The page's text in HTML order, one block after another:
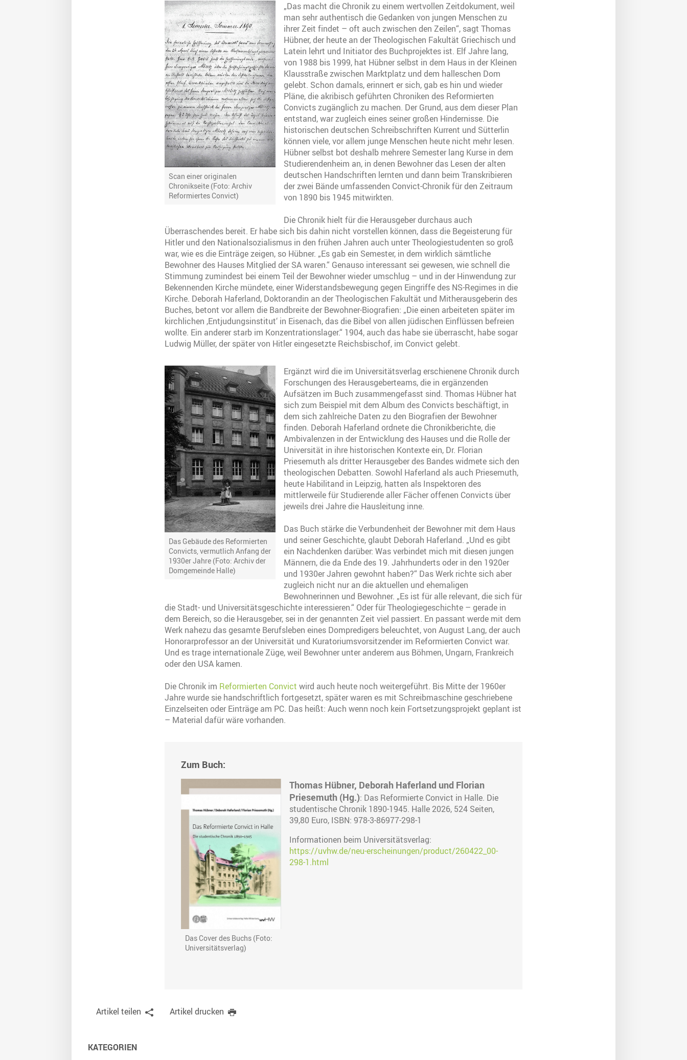
Scan einer originalen
Chronikseite (Foto: Archiv
Reformiertes Convict)
„Das macht die Chronik zu einem wertvollen Zeitdokument, weil
man sehr authentisch die Gedanken von jungen Menschen zu
ihrer Zeit findet – oft auch zwischen den Zeilen“, sagt Thomas
Hübner, der heute an der Theologischen Fakultät Griechisch und
Latein lehrt und Initiator des Buchprojektes ist. Elf Jahre lang,
von 1988 bis 1999, hat Hübner selbst in dem Haus in der Kleinen
Klausstraße zwischen Marktplatz und dem halleschen Dom
gelebt. Schon damals, erinnert er sich, gab es hin und wieder
Pläne, die akribisch geführten Chroniken des Reformierten
Convicts zugänglich zu machen. Der Grund, aus dem dieser Plan
entstand, war zugleich eines seiner großen Hindernisse. Die
historischen deutschen Schreibschriften Kurrent und Sütterlin
können viele, vor allem junge Menschen heute nicht mehr lesen.
Hübner selbst bot deshalb mehrere Semester lang Kurse in dem
Studierendenheim an, in denen Bewohner das Lesen der alten
deutschen Handschriften lernten und dann beim Transkribieren
der zwei Bände umfassenden Convict-Chronik für den Zeitraum
von 1890 bis 1945 mitwirkten.
Die Chronik hielt für die Herausgeber durchaus auch
Überraschendes bereit. Er habe sich bis dahin nicht vorstellen können, dass die Begeisterung für
Hitler und den Nationalsozialismus in den frühen Jahren auch unter Theologiestudenten so groß
war, wie es die Einträge zeigen, so Hübner. „Es gab ein Semester, in dem wirklich sämtliche
Bewohner des Hauses Mitglied der SA waren.“ Genauso interessant sei gewesen, wie schnell die
Stimmung zumindest bei einem Teil der Bewohner wieder umschlug – und in der Hinwendung zur
Bekennenden Kirche mündete, einer Widerstandsbewegung gegen Eingriffe des NS-Regimes in die
Kirche. Deborah Haferland, Doktorandin an der Theologischen Fakultät und Mitherausgeberin des
Buches, betont vor allem die Bandbreite der Bewohner-Biografien: „Die einen arbeiteten später im
kirchlichen ,Entjudungsinstitut‘ in Eisenach, das die Bibel von allen jüdischen Einflüssen befreien
wollte. Ein anderer starb im Konzentrationslager.“ 1904, auch das habe sie überrascht, habe sogar
Ludwig Müller, der später von Hitler eingesetzte Reichsbischof, im Convict gelebt.
Das Gebäude des Reformierten
Convicts, vermutlich Anfang der
1930er Jahre (Foto: Archiv der
Domgemeinde Halle)
Ergänzt wird die im Universitätsverlag erschienene Chronik durch
Forschungen des Herausgeberteams, die in ergänzenden
Aufsätzen im Buch zusammengefasst sind. Thomas Hübner hat
sich zum Beispiel mit dem Album des Convicts beschäftigt, in
dem sich zahlreiche Daten zu den Biografien der Bewohner
finden. Deborah Haferland ordnete die Chronikberichte, die
Ambivalenzen in der Entwicklung des Hauses und die Rolle der
Universität in ihre historischen Kontexte ein, Dr. Florian
Priesemuth als dritter Herausgeber des Bandes widmete sich den
theologischen Debatten. Sowohl Haferland als auch Priesemuth,
heute Habilitand in Leipzig, hatten als Inspektoren des
mittlerweile für Studierende aller Fächer offenen Convicts über
jeweils drei Jahre die Hausleitung inne.
Das Buch stärke die Verbundenheit der Bewohner mit dem Haus
und seiner Geschichte, glaubt Deborah Haferland. „Und es gibt
ein Nachdenken darüber: Was verbindet mich mit diesen jungen
Männern, die da Ende des 19. Jahrhunderts oder in den 1920er
und 1930er Jahren gewohnt haben?“ Das Werk richte sich aber
zugleich nicht nur an die aktuellen und ehemaligen
Bewohnerinnen und Bewohner. „Es ist für alle relevant, die sich für
die Stadt- und Universitätsgeschichte interessieren.“ Oder für Theologiegeschichte – gerade in
dem Bereich, so die Herausgeber, sei in der genannten Zeit viel passiert. En passant werde mit dem
Werk nahezu das gesamte Berufsleben eines Dompredigers beleuchtet, von August Lang, der auch
Honorarprofessor an der Universität und Kuratoriumsvorsitzender im Reformierten Convict war.
Und es trage internationale Züge, weil Bewohner unter anderem aus Böhmen, Ungarn, Frankreich
oder den USA kamen.
Die Chronik im Reformierten Convict wird auch heute noch weitergeführt. Bis Mitte der 1960er
Jahre wurde sie handschriftlich fortgesetzt, später waren es mit Schreibmaschine geschriebene
Einzelseiten oder Einträge am PC. Das heißt: Auch wenn noch kein Fortsetzungsprojekt geplant ist
– Material dafür wäre vorhanden.
Zum Buch:
Das Cover des Buchs (Foto:
Universitätsverlag)
Thomas Hübner, Deborah Haferland und Florian
Priesemuth (Hg.): Das Reformierte Convict in Halle. Die
studentische Chronik 1890-1945. Halle 2026, 524 Seiten,
39,80 Euro, ISBN: 978-3-86977-298-1
Informationen beim Universitätsverlag:
https://uvhw.de/neu-erscheinungen/product/260422_00-
298-1.html
Artikel teilen Artikel drucken
KATEGORIEN